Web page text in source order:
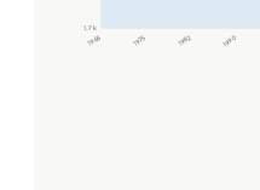
1,7 k
1968 1975 1982 1990